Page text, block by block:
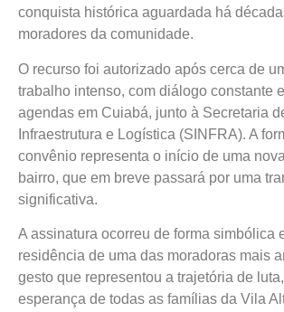
conquista histórica aguardada há
moradores da comunidade.
O recurso foi autorizado após cerca de
trabalho intenso, com diálogo constante
agendas em Cuiabá, junto à Secretaria
Infraestrutura e Logística (SINFRA). A
convênio representa o início de uma
bairro, que em breve passará por uma
significativa.
A assinatura ocorreu de forma simbólica
residência de uma das moradoras mais
gesto que representou a trajetória de
esperança de todas as famílias da Vila